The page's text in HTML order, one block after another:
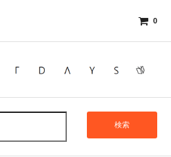
0
検索